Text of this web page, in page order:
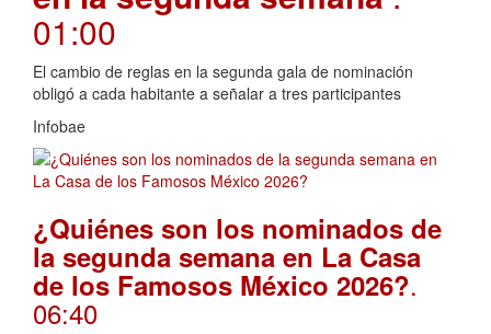
01:00
El cambio de reglas en la segunda gala de nominación
obligó a cada habitante a señalar a tres participantes
Infobae
¿Quiénes son los nominados de
la segunda semana en La Casa
de los Famosos México 2026?.
06:40